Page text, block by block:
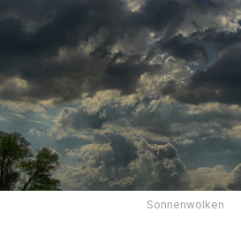
Sonnenwolken